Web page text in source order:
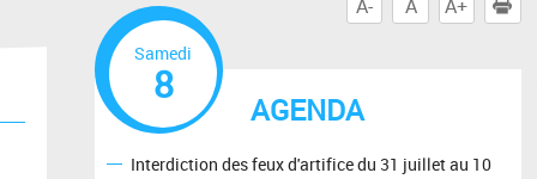
A- A A+
AGENDA
Samedi
8
Interdiction des feux d'artifice du 31 juillet au 10